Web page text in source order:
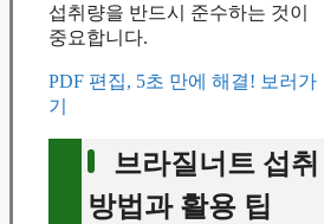
섭취량을 반드시 준수하는 것이
중요합니다.
PDF 편집, 5초 만에 해결! 보러가
기
브라질너트 섭취
방법과 활용 팁